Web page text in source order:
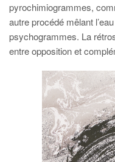
pyrochimiogrammes,
autre procédé mêlant
psychogrammes. La
entre opposition et